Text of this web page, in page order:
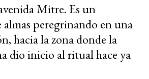
Mitre. Es un
peregrinando en una
hacia la zona donde la
dio inicio al ritual hace ya